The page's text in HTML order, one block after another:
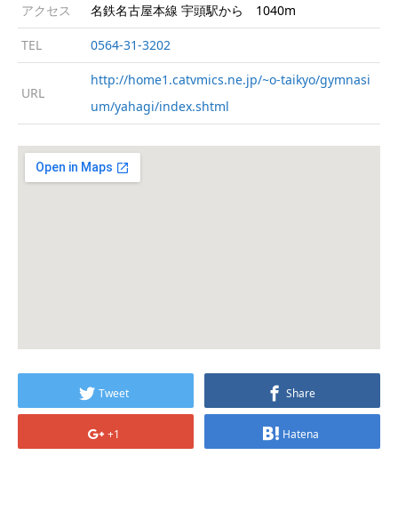
アクセス 名鉄名古屋本線 宇頭駅から 1040m
TEL 0564-31-3202
URL
http://home1.catvmics.ne.jp/~o-taikyo/gymnasi
um/yahagi/index.shtml
Tweet Share
+1 Hatena